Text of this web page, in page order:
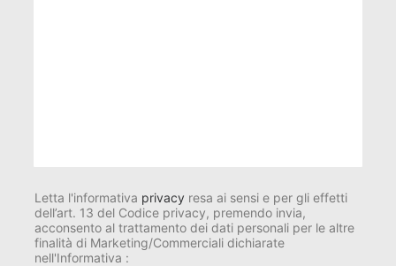
Letta l'informativa privacy resa ai sensi e per gli effetti
dell’art. 13 del Codice privacy, premendo invia,
acconsento al trattamento dei dati personali per le altre
finalità di Marketing/Commerciali dichiarate
nell'Informativa :